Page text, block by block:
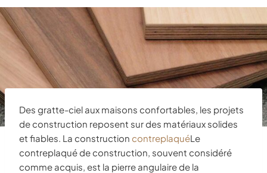
Des gratte-ciel aux maisons confortables, les projets
de construction reposent sur des matériaux solides
et fiables. La construction contreplaquéLe
contreplaqué de construction, souvent considéré
comme acquis, est la pierre angulaire de la